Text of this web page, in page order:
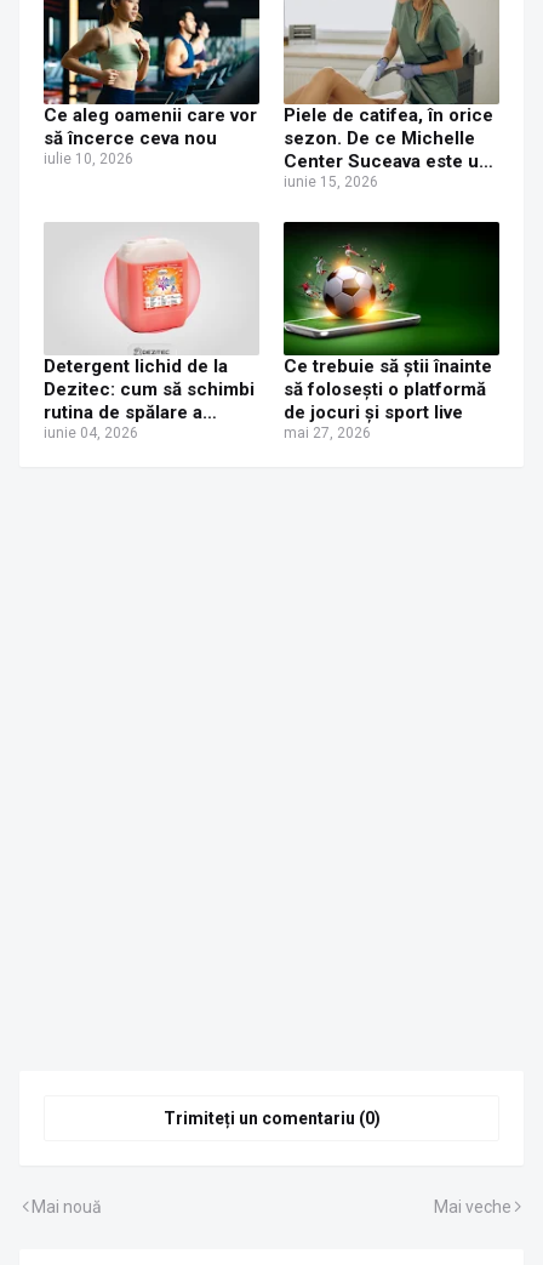
Ce aleg oamenii care vor
să încerce ceva nou
iulie 10, 2026
Piele de catifea, în orice
sezon. De ce Michelle
Center Suceava este un
as la epilarea definitivă?
iunie 15, 2026
Detergent lichid de la
Dezitec: cum să schimbi
rutina de spălare a
rufelor în toată România?
iunie 04, 2026
Ce trebuie să știi înainte
să folosești o platformă
de jocuri și sport live
mai 27, 2026
Trimiteți un comentariu (0)
Mai nouă Mai veche